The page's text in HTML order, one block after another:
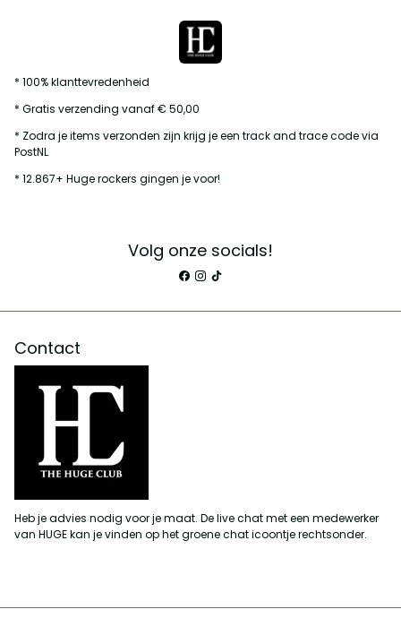
* 100% klanttevredenheid
* Gratis verzending vanaf € 50,00
* Zodra je items verzonden zijn krijg je een track and trace code via
PostNL
* 12.867+ Huge rockers gingen je voor!
Volg onze socials!
Contact
Heb je advies nodig voor je maat. De live chat met een medewerker
van HUGE kan je vinden op het groene chat icoontje rechtsonder.